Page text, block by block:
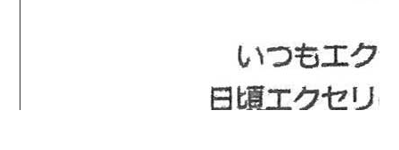
ノイズキャンセル型タイピンマイク(イヤホン付)